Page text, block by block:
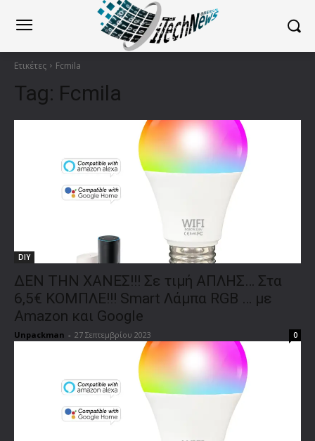
Ετικέτες Fcmila
Tag: Fcmila
DIY
ΔΕΝ ΤΗΝ ΧΑΝΕΣ!!! Σε τιμή ΑΠΛΗΣ… Στα
6,5€ ΚΟΜΠΛΕ!!! Smart Λάμπα RGB … με
Amazon και Google
Unpackman - 27 Σεπτεμβρίου 2023 0